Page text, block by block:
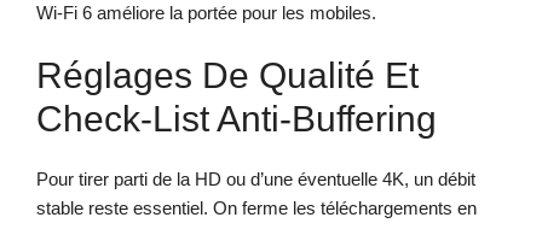
Wi‑Fi 6 améliore la portée pour les mobiles.
Réglages De Qualité Et
Check-List Anti-Buffering
Pour tirer parti de la HD ou d’une éventuelle 4K, un débit
stable reste essentiel. On ferme les téléchargements en